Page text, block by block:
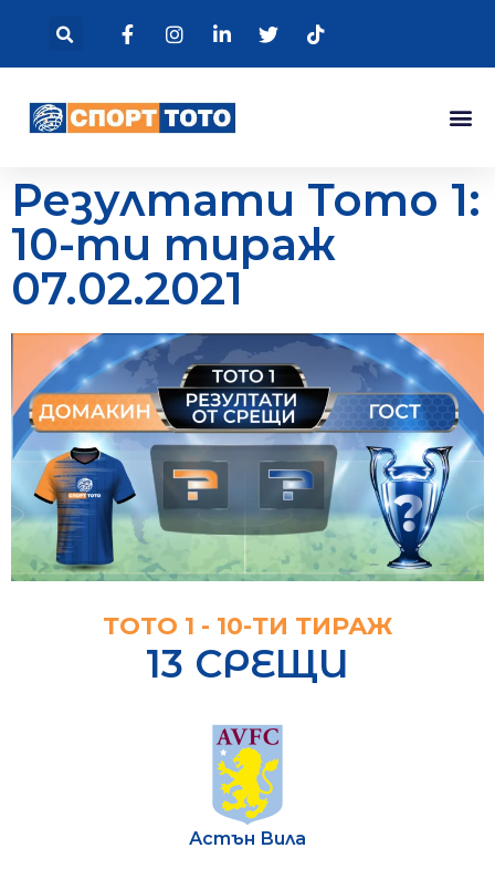
Резултати Тото 1:
10-ти тираж
07.02.2021
ТОТО 1 - 10-ТИ ТИРАЖ
13 СРЕЩИ
Астън Вила